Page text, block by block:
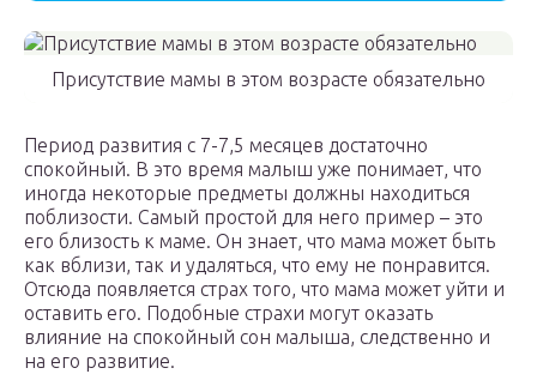
Присутствие мамы в этом возрасте обязательно
Период развития с 7-7,5 месяцев достаточно
спокойный. В это время малыш уже понимает, что
иногда некоторые предметы должны находиться
поблизости. Самый простой для него пример – это
его близость к маме. Он знает, что мама может быть
как вблизи, так и удаляться, что ему не понравится.
Отсюда появляется страх того, что мама может уйти и
оставить его. Подобные страхи могут оказать
влияние на спокойный сон малыша, следственно и
на его развитие.